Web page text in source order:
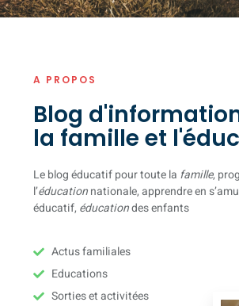
A PROPOS
Blog
la famille et
Le blog éducatif pour toute la famille,
l’éducationnationale, apprendre en
éducatif, éducationdes enfants
Actus familiales
Educations
Sorties et activitées